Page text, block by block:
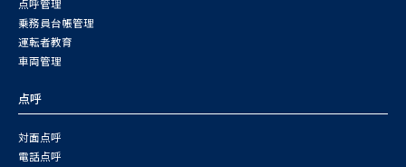
点呼管理
乗務員台帳管理
運転者教育
車両管理
点呼
対面点呼
電話点呼